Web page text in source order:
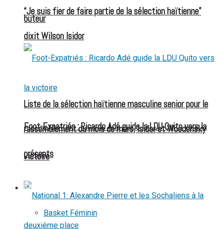
buteur
Foot-Expatriés : Ricardo Adé guide la LDU Quito vers la
victoire
“Je suis fier de faire partie de la sélection haïtienne”
dixit Wilson Isidor
Liste de la sélection haïtienne masculine senior pour le
rassemblement du mois de mars, Isidor et Woodensky
présents
BASKETBALL
Basket Féminin